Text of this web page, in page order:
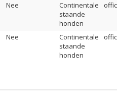
Nee
Continentale
staande
honden
Nee
Continentale
staande
honden